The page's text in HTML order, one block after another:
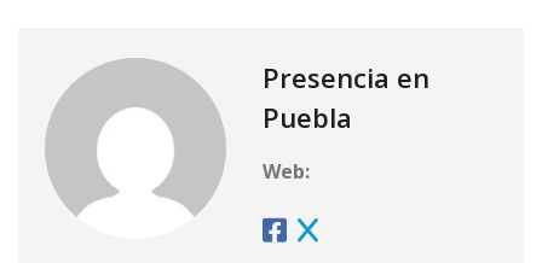
Presencia en
Puebla
Web: